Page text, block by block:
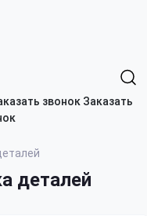
Заказать
деталей